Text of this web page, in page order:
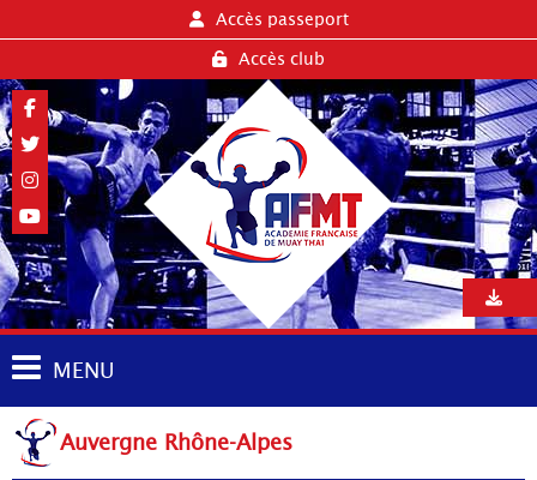
Accès passeport
Accès club
MENU
Auvergne Rhône-Alpes